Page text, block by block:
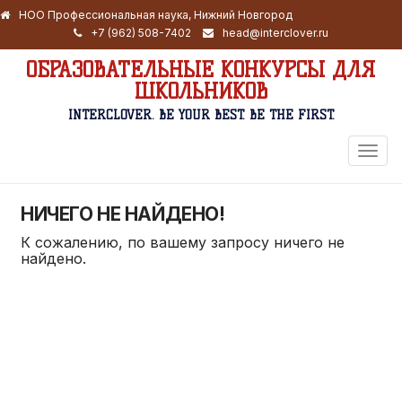
НОО Профессиональная наука, Нижний Новгород
+7 (962) 508-7402
head@interclover.ru
ОБРАЗОВАТЕЛЬНЫЕ КОНКУРСЫ ДЛЯ
ШКОЛЬНИКОВ
INTERCLOVER. BE YOUR BEST. BE THE FIRST.
НИЧЕГО НЕ НАЙДЕНО!
К сожалению, по вашему запросу ничего не
найдено.